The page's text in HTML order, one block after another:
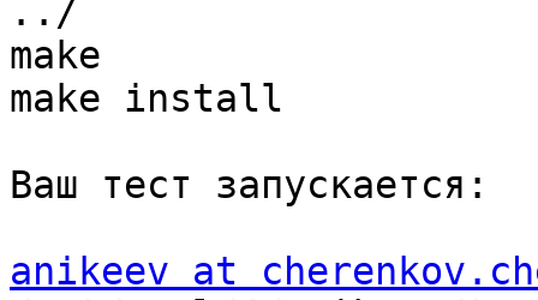
../
make
make install
Ваш тест запускается:
anikeev at